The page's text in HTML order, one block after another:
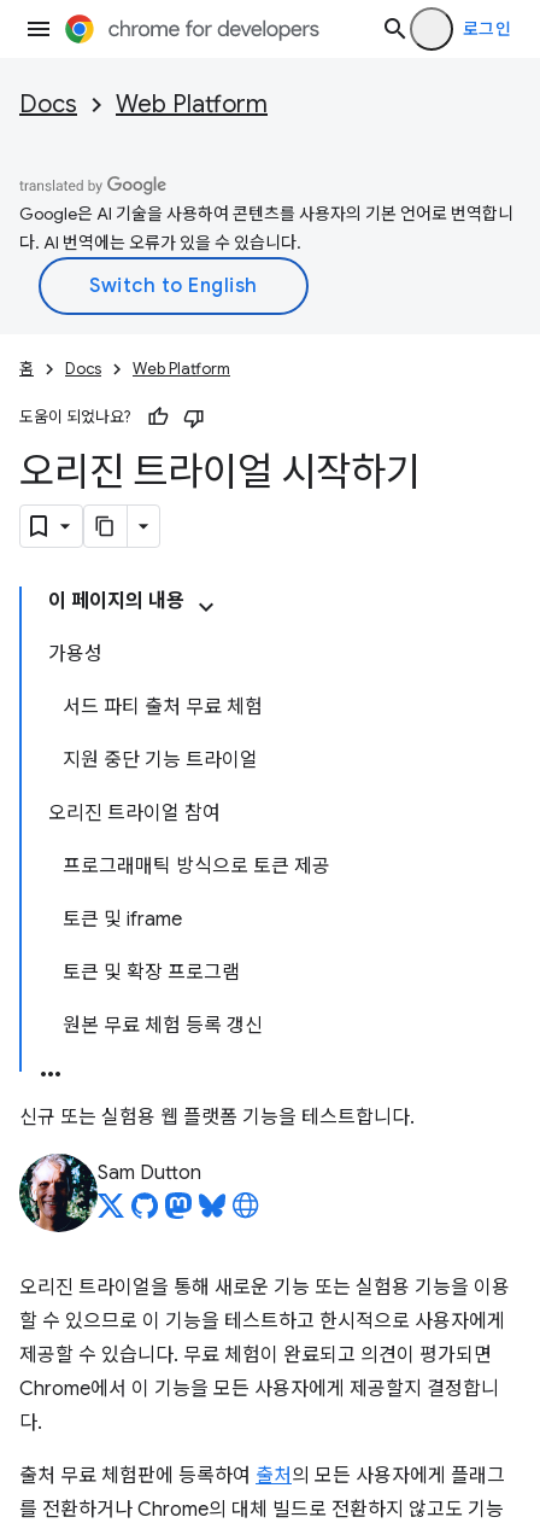
로그인
Docs Web Platform
Google은 AI 기술을 사용하여 콘텐츠를 사용자의 기본 언어로 번역합니
다. AI 번역에는 오류가 있을 수 있습니다.
홈 Docs Web Platform
도움이 되었나요?
오리진 트라이얼 시작하기
이 페이지의 내용
가용성
서드 파티 출처 무료 체험
지원 중단 기능 트라이얼
오리진 트라이얼 참여
프로그래매틱 방식으로 토큰 제공
토큰 및 iframe
토큰 및 확장 프로그램
원본 무료 체험 등록 갱신
신규 또는 실험용 웹 플랫폼 기능을 테스트합니다.
Sam Dutton
오리진 트라이얼을 통해 새로운 기능 또는 실험용 기능을 이용
할 수 있으므로 이 기능을 테스트하고 한시적으로 사용자에게
제공할 수 있습니다. 무료 체험이 완료되고 의견이 평가되면
Chrome에서 이 기능을 모든 사용자에게 제공할지 결정합니
다.
출처 무료 체험판에 등록하여 출처 의 모든 사용자에게 플래그
를 전환하거나 Chrome의 대체 빌드로 전환하지 않고도 기능